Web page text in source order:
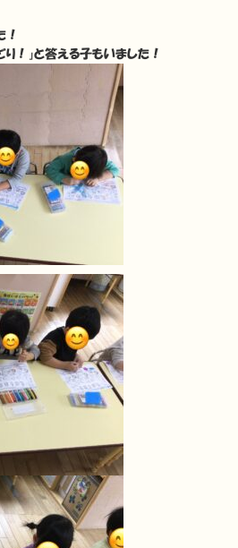
！
！」と答える子もいました！